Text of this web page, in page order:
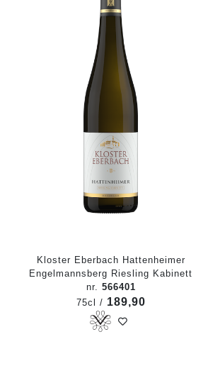
Kloster Eberbach Hattenheimer
Engelmannsberg Riesling Kabinett
nr. 566401
75cl / 189,90